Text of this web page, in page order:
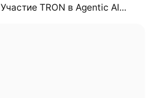
TRON в Agentic AI...